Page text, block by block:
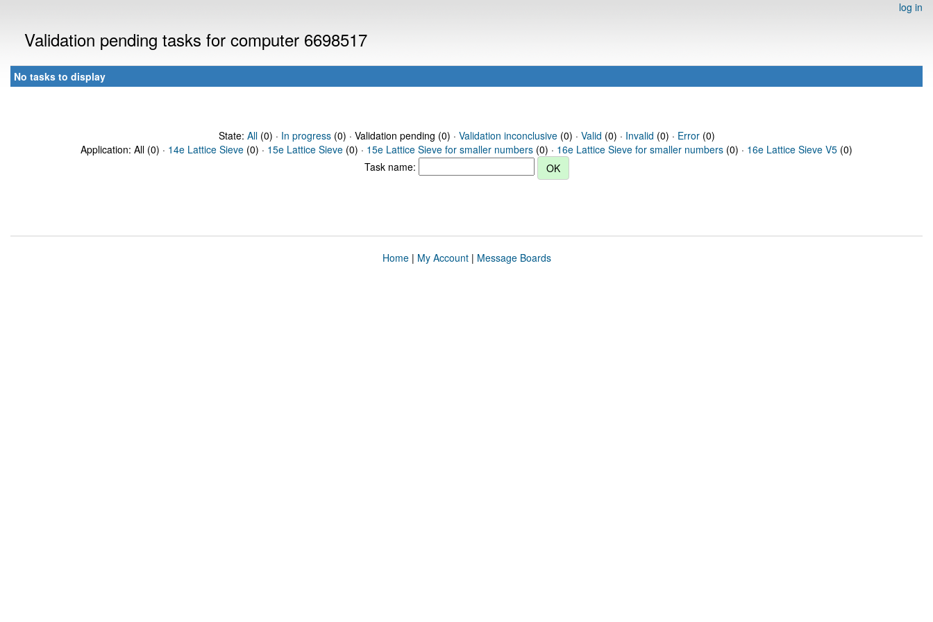
log in
Validation pending tasks for computer 6698517
No tasks to display
State: All(0) · In progress(0) · Validation pending (0) · Validation inconclusive(0) · Valid (0) · Invalid (0) · Error(0)
Application: All (0) · 14e Lattice Sieve (0) · 15e Lattice Sieve (0) · 15e Lattice Sieve for smaller numbers (0) · 16e Lattice Sieve for smaller numbers (0) · 16e Lattice Sieve V5 (0)
Task name:
Home| My Account| Message Boards